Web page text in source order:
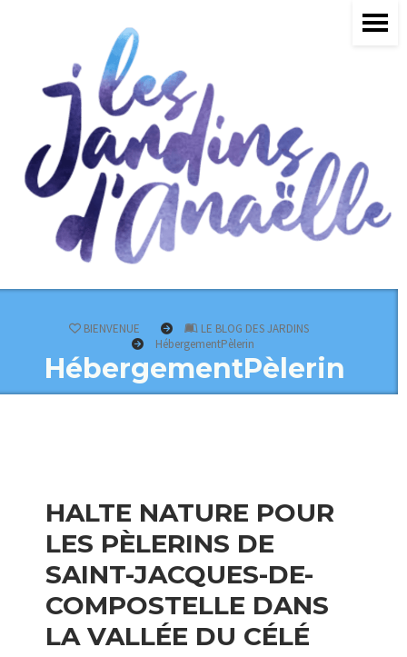
BIENVENUE
LE BLOG DES JARDINS
HébergementPèlerin
HébergementPèlerin
HALTE NATURE POUR
LES PÈLERINS DE
SAINT-JACQUES-DE-
COMPOSTELLE DANS
LA VALLÉE DU CÉLÉ